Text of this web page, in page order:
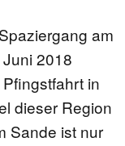
am
2018
in
dieser Region
Sande ist nur